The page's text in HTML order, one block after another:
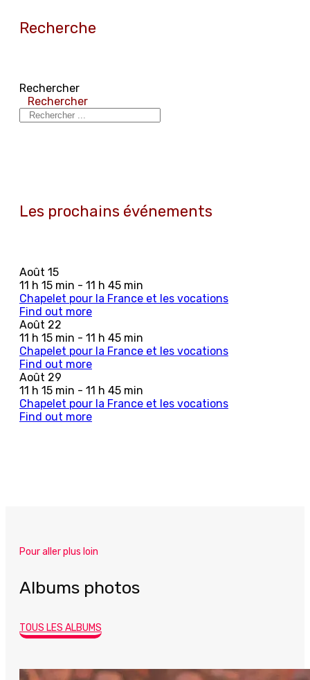
Recherche
Rechercher
Rechercher
Les prochains événements
Août 15
11 h 15 min - 11 h 45 min
Chapelet pour la France et les vocations
Find out more
Août 22
11 h 15 min - 11 h 45 min
Chapelet pour la France et les vocations
Find out more
Août 29
11 h 15 min - 11 h 45 min
Chapelet pour la France et les vocations
Find out more
Pour aller plus loin
Albums photos
TOUS LES ALBUMS